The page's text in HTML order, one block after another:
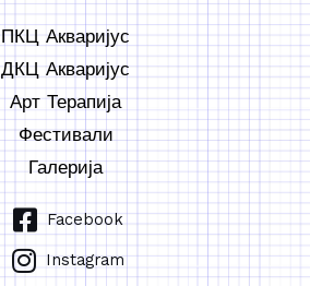
ПКЦ Акваријус
ДКЦ Акваријус
Арт Терапија
Фестивали
Галерија
Facebook
Instagram